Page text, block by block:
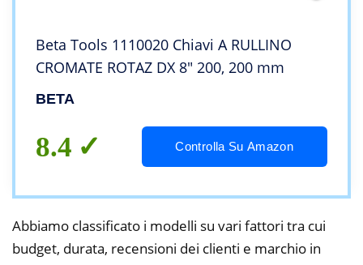
Beta Tools 1110020 Chiavi A RULLINO
CROMATE ROTAZ DX 8″ 200, 200 mm
BETA
8.4 Controlla Su Amazon
Abbiamo classificato i modelli su vari fattori tra cui
budget, durata, recensioni dei clienti e marchio in